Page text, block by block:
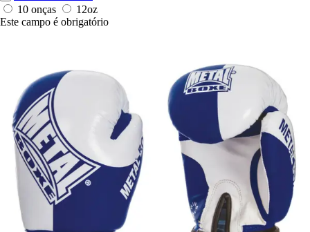
10 onças
12oz
Este campo é obrigatório